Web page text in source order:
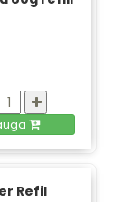
Refil